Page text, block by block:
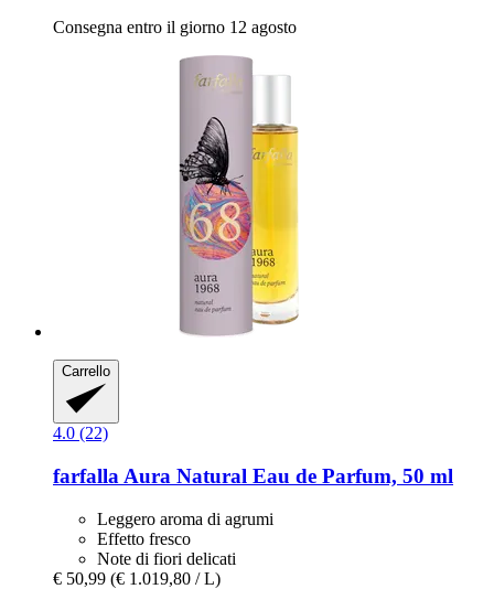
Consegna entro il giorno 12 agosto
Carrello
4.0 (22)
farfalla Aura Natural Eau de Parfum, 50 ml
Leggero aroma di agrumi
Effetto fresco
Note di fiori delicati
€ 50,99 (€ 1.019,80 / L)